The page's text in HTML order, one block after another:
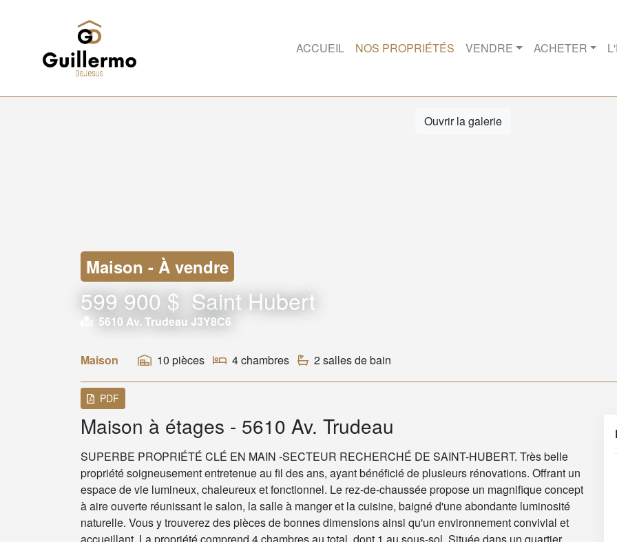
ACCUEIL NOS PROPRIÉTÉS VENDRE ACHETER
Ouvrir la galerie
Maison - À vendre
599 900 $ Saint Hubert
5610 Av. Trudeau J3Y8C6
Maison 10 pièces 4 chambres 2 salles de bain
PDF
Maison à étages - 5610 Av. Trudeau
SUPERBE PROPRIÉTÉ CLÉ EN MAIN -SECTEUR RECHERCHÉ DE SAINT-HUBERT. Très belle
propriété soigneusement entretenue au fil des ans, ayant bénéficié de plusieurs rénovations. Offrant un
espace de vie lumineux, chaleureux et fonctionnel. Le rez-de-chaussée propose un magnifique concept
à aire ouverte réunissant le salon, la salle à manger et la cuisine, baigné d'une abondante luminosité
naturelle. Vous y trouverez des pièces de bonnes dimensions ainsi qu'un environnement convivial et